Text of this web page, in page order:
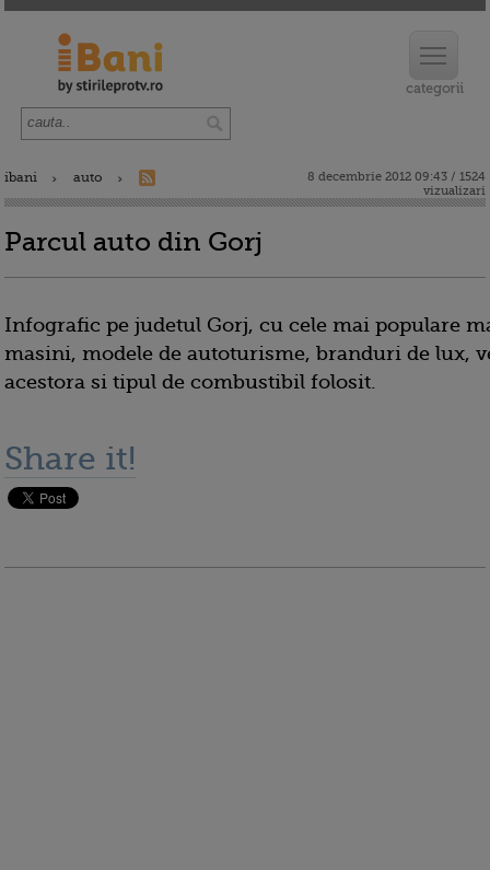
ibani auto
8 decembrie 2012 09:43 / 1524
vizualizari
Parcul auto din Gorj
Infografic pe judetul Gorj, cu cele mai populare
masini, modele de autoturisme, branduri de lux,
acestora si tipul de combustibil folosit.
Share it!